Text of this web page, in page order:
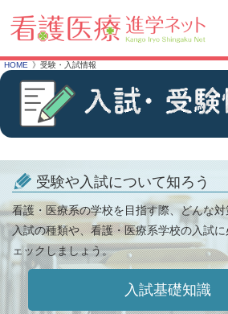
HOME 受験・入試情報
受験や入試について知ろう
看護・医療系の学校を目指す際、どんな
入試の種類や、看護・医療系学校の入試
ェックしましょう。
入試基礎知識